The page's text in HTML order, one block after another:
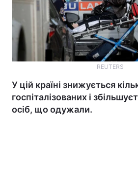
REUTERS
У цій країні знижується
госпіталізованих і
осіб, що одужали.